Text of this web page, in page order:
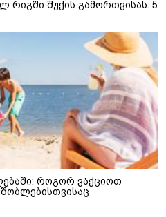
რიგში შუქის გამორთვისას: 5
როგორ ვაქციოთ